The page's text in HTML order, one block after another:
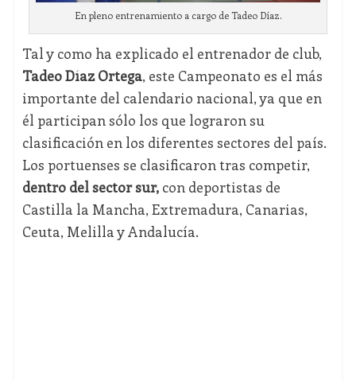
En pleno entrenamiento a cargo de Tadeo Díaz.
Tal y como ha explicado el entrenador de club,
Tadeo Díaz Ortega, este Campeonato es el más
importante del calendario nacional, ya que en
él participan sólo los que lograron su
clasificación en los diferentes sectores del país.
Los portuenses se clasificaron tras competir,
dentro del sector sur,con deportistas de
Castilla la Mancha, Extremadura, Canarias,
Ceuta, Melilla y Andalucía.